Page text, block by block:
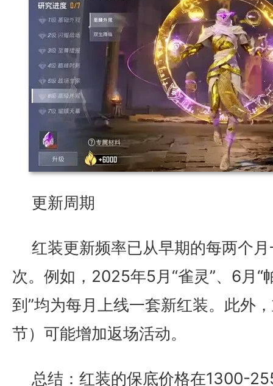
更新周期
红装更新频率已从早期的每两个
次。例如，2025年5月“雀灵”、6月“
到”均为每月上线一套新红装。此外
节）可能增加返场活动。
总结：红装的保底价格在1300-